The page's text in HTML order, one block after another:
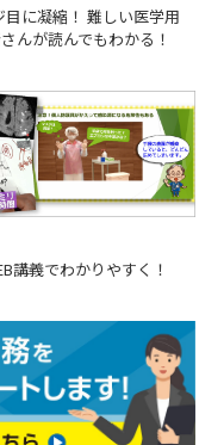
に凝縮！ 難しい医学用
んが読んでもわかる！
講義でわかりやすく！